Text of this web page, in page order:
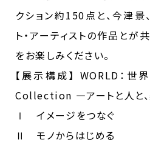
クション約150点と、今津
ト・アーティストの作品とが
をお楽しみください。
【展示構成】 WORLD：世
Collection ―アートと人と、
Ⅰ イメージをつなぐ
Ⅱ モノからはじめる